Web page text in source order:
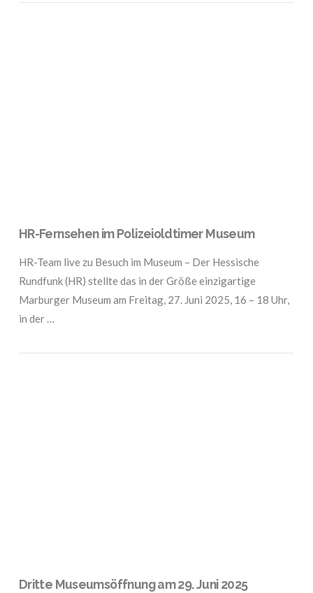
HR-Fernsehen im Polizeioldtimer Museum
HR-Team live zu Besuch im Museum – Der Hessische
Rundfunk (HR) stellte das in der Größe einzigartige
Marburger Museum am Freitag, 27. Juni 2025, 16 – 18 Uhr,
in der …
Dritte Museumsöffnung am 29. Juni 2025